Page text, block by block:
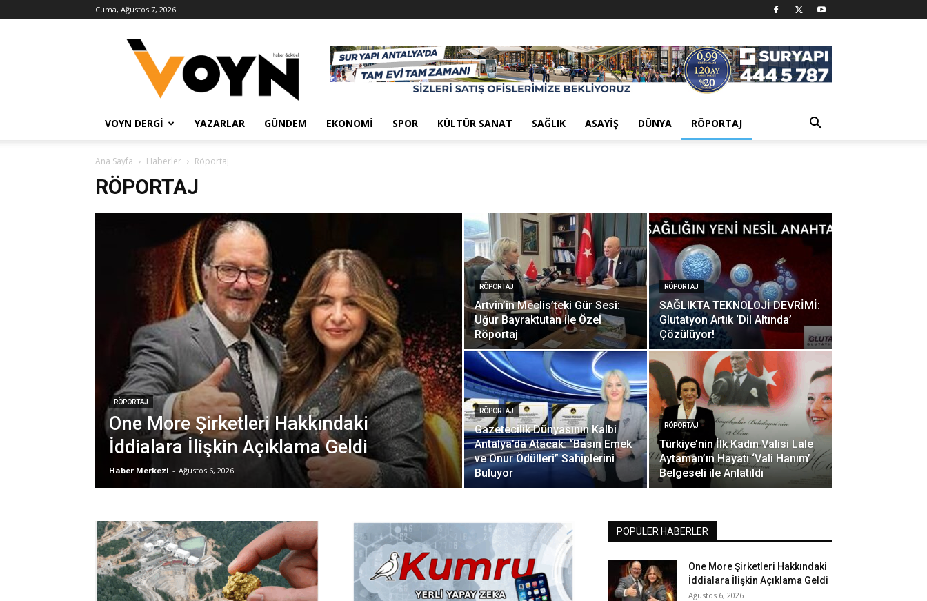
Cuma, Ağustos 7, 2026
Haber
VOYN DERGI YAZARLAR GÜNDEM EKONOMI SPOR KÜLTÜR SANAT SAĞLIK ASAYIŞ DÜNYA RÖPORTAJ
Ana Sayfa Haberler Röportaj
RÖPORTAJ
RÖPORTAJ
One More Şirketleri Hakkındaki
İddialara İlişkin Açıklama Geldi
Haber Merkezi - Ağustos 6, 2026
RÖPORTAJ
Artvin’in Meclis’teki Gür Sesi:
Uğur Bayraktutan ile Özel
Röportaj
RÖPORTAJ
SAĞLIKTA TEKNOLOJİ DEVRİMİ:
Glutatyon Artık ‘Dil Altında’
Çözülüyor!
RÖPORTAJ
Gazetecilik Dünyasının Kalbi
Antalya’da Atacak: “Basın Emek
ve Onur Ödülleri” Sahiplerini
Buluyor
RÖPORTAJ
Türkiye’nin İlk Kadın Valisi Lale
Aytaman’ın Hayatı ‘Vali Hanım’
Belgeseli ile Anlatıldı
POPÜLER HABERLER
One More Şirketleri Hakkındaki
İddialara İlişkin Açıklama Geldi
Ağustos 6, 2026